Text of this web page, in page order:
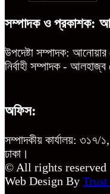
সম্পাদক ও প্রকাশক:
উপদেষ্টা সম্পাদক:
নির্বাহী সম্পাদক -
অফিস:
সম্পাদকীয় কার্যালয়: ৩১৭/
ঢাকা।
© All rights reserved
Web Design By